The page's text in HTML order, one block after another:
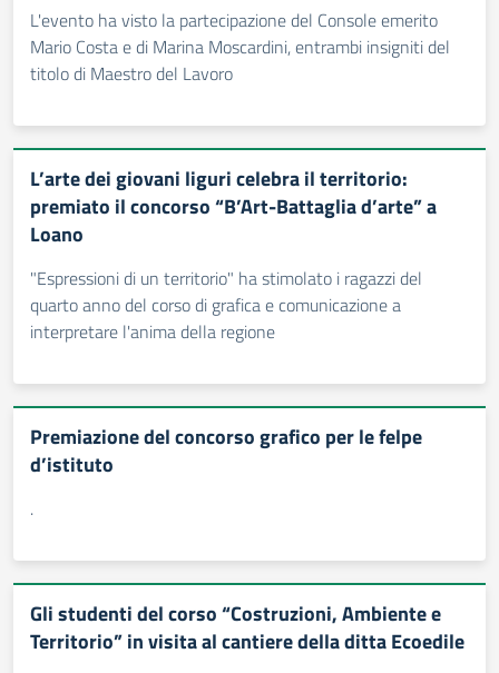
L'evento ha visto la partecipazione del Console emerito
Mario Costa e di Marina Moscardini, entrambi insigniti del
titolo di Maestro del Lavoro
L’arte dei giovani liguri celebra il territorio:
premiato il concorso “B’Art-Battaglia d’arte” a
Loano
"Espressioni di un territorio" ha stimolato i ragazzi del
quarto anno del corso di grafica e comunicazione a
interpretare l'anima della regione
Premiazione del concorso grafico per le felpe
d’istituto
.
Gli studenti del corso “Costruzioni, Ambiente e
Territorio” in visita al cantiere della ditta Ecoedile